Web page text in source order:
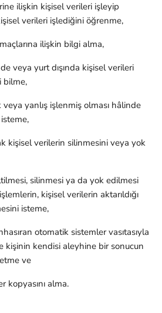
ilişkin kişisel verileri işleyip
verileri işlediğini öğrenme,
ilişkin bilgi alma,
veya yurt dışında kişisel verileri
bilme,
yanlış işlenmiş olması hâlinde
kişisel verilerin silinmesini veya yok
silinmesi ya da yok edilmesi
kişisel verilerin aktarıldığı
isteme,
otomatik sistemler vasıtasıyla
kişinin kendisi aleyhine bir sonucun
ve
kopyasını alma.